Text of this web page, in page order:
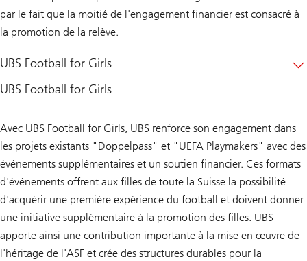
par le fait que la moitié de l'engagement financier est consacré à
la promotion de la relève.
UBS Football for Girls
UBS Football for Girls
Avec UBS Football for Girls, UBS renforce son engagement dans
les projets existants "Doppelpass" et "UEFA Playmakers" avec des
événements supplémentaires et un soutien financier. Ces formats
d'événements offrent aux filles de toute la Suisse la possibilité
d'acquérir une première expérience du football et doivent donner
une initiative supplémentaire à la promotion des filles. UBS
apporte ainsi une contribution importante à la mise en œuvre de
l'héritage de l'ASF et crée des structures durables pour la